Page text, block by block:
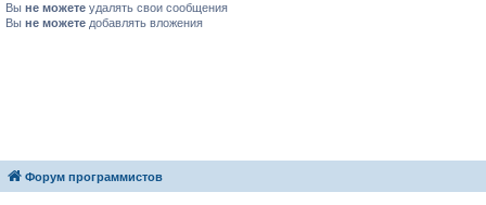
Вы не можете удалять свои сообщения
Вы не можете добавлять вложения
Форум программистов